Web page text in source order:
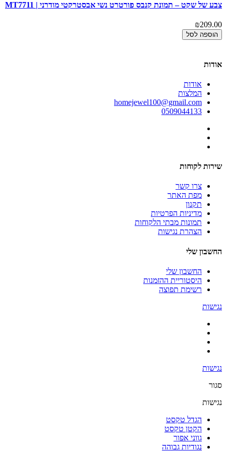
צבע של שקט – תמונת קנבס פורטרט נשי אבסטרקטי מודרני | MT7711
₪209.00
הוספה לסל
אודות
אודות
המלצות
homejewel100@gmail.com
0509044133
שירות לקוחות
צרו קשר
מפת האתר
תקנון
מדיניות הפרטיות
תמונות מבתי הלקוחות
הצהרת נגישות
החשבון שלי
החשבון שלי
היסטוריית ההזמנות
רשימת תפוצה
נגישות
נגישות
סגור
נגישות
הגדל טקסט
הקטן טקסט
גווני אפור
נגודיות גבוהה